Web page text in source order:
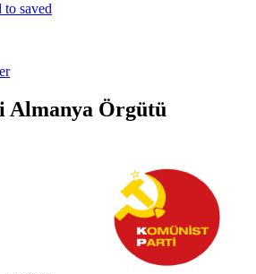
to saved
Almanya Örgütü